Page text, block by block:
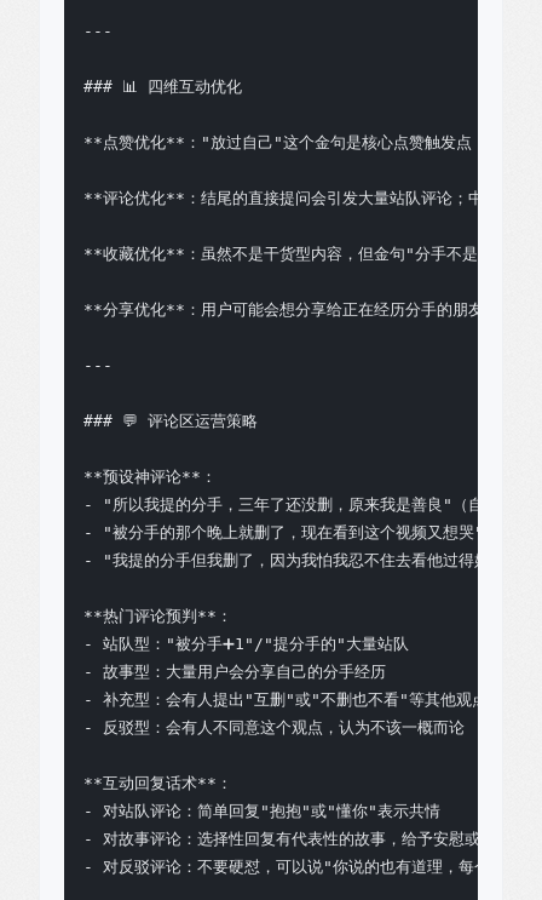
---
### 📊 四维互动优化
**点赞优化**："放过自己"这个金句是核心点赞触发点；另外"
**评论优化**：结尾的直接提问会引发大量站队评论；中间的共
**收藏优化**：虽然不是干货型内容，但金句"分手不是看谁先
**分享优化**：用户可能会想分享给正在经历分手的朋友，或者
---
### 💬 评论区运营策略
**预设神评论**：
- "所以我提的分手，三年了还没删，原来我是善良"（自嘲式神
- "被分手的那个晚上就删了，现在看到这个视频又想哭"（共情
- "我提的分手但我删了，因为我怕我忍不住去看他过得好不好"
**热门评论预判**：
- 站队型："被分手➕1"/"提分手的"大量站队
- 故事型：大量用户会分享自己的分手经历
- 补充型：会有人提出"互删"或"不删也不看"等其他观点
- 反驳型：会有人不同意这个观点，认为不该一概而论
**互动回复话术**：
- 对站队评论：简单回复"抱抱"或"懂你"表示共情
- 对故事评论：选择性回复有代表性的故事，给予安慰或建议
- 对反驳评论：不要硬怼，可以说"你说的也有道理，每个人情